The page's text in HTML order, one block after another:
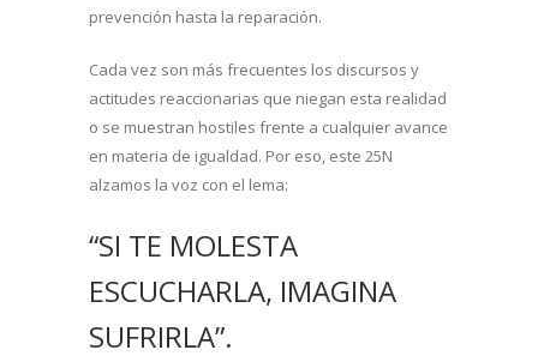
prevención hasta la reparación.
Cada vez son más frecuentes los discursos y
actitudes reaccionarias que niegan esta realidad
o se muestran hostiles frente a cualquier avance
en materia de igualdad. Por eso, este 25N
alzamos la voz con el lema:
“SI TE MOLESTA
ESCUCHARLA, IMAGINA
SUFRIRLA”.